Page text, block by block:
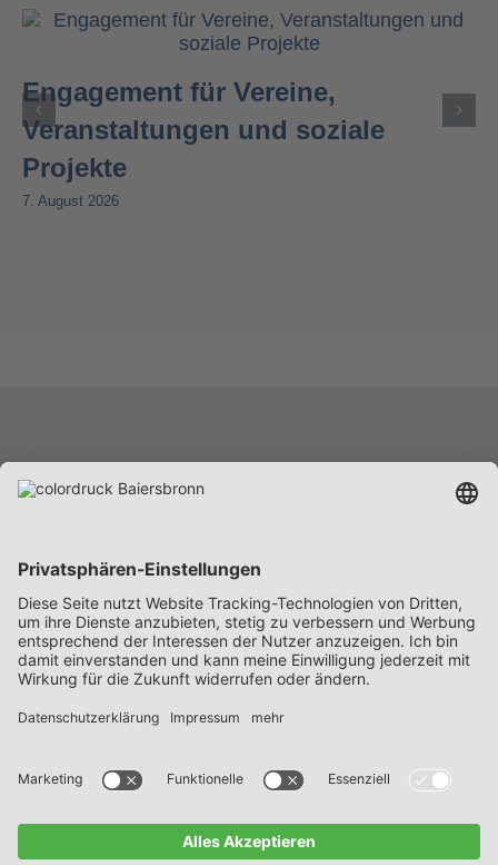
Engagement für Vereine,
Veranstaltungen und soziale
Projekte
7. August 2026
Karriere
News
Beschaffung
Kontakt
FAQs Datenschutz Impressum AGB’s Hinweisgeber